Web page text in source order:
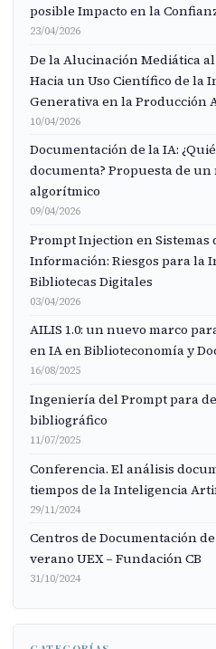
posible Impacto en la
23/04/2026
De la Alucinación Mediática
Hacia un Uso Científico de la
Generativa en la Producción
10/04/2026
Documentación de la IA:
documenta? Propuesta de
algorítmico
09/04/2026
Prompt Injection en Sistemas
Información: Riesgos para la
Bibliotecas Digitales
03/04/2026
AILIS 1.0: un nuevo marco
en IA en Biblioteconomía y
16/08/2025
Ingeniería del Prompt para
bibliográfico
11/07/2025
Conferencia. El análisis
tiempos de la Inteligencia
29/11/2024
Centros de Documentación
verano UEX – Fundación CB
31/10/2024